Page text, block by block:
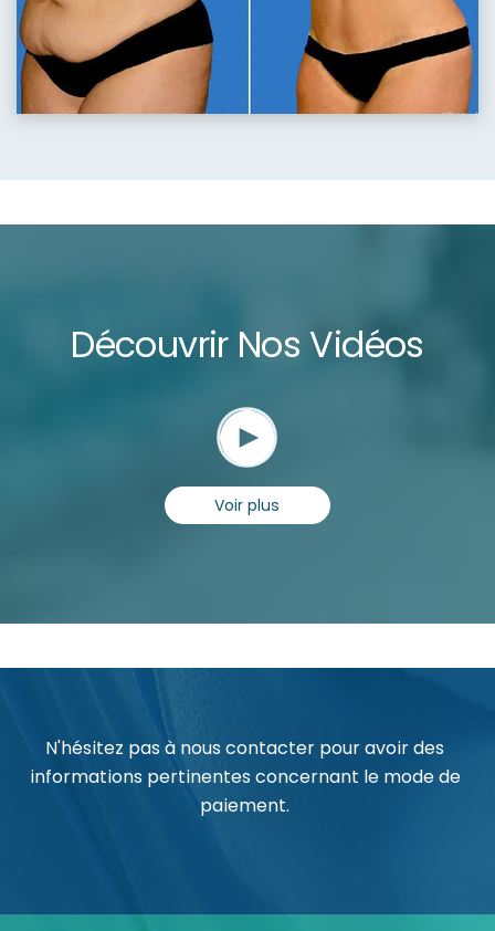
Découvrir Nos Vidéos
Voir plus
N'hésitez pas à nous contacter pour avoir des
informations pertinentes concernant le mode de
paiement.